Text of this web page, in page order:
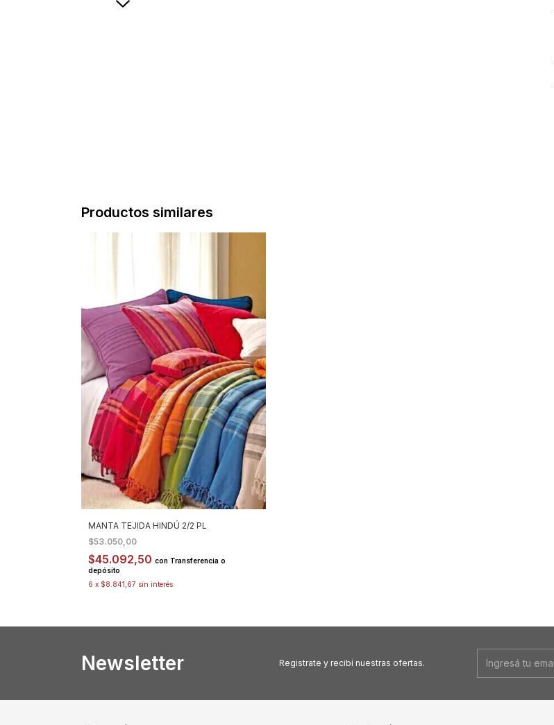
Productos similares
MANTA TEJIDA HINDÚ 2/2 PL
$53.050,00
$45.092,50 con Transferencia o
depósito
6 x $8.841,67 sin interés
Newsletter Registrate y recibí nuestras ofertas.